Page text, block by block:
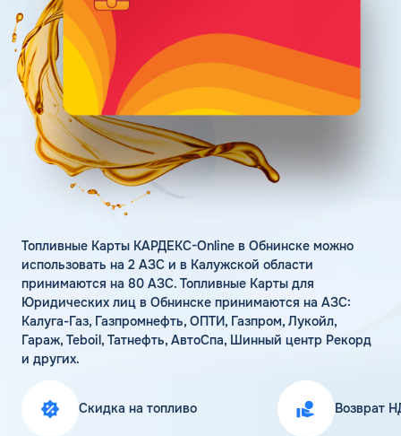
Статьи
Цена бензина и ДТ
Личный кабинет
Карта АЗС
Получить консультацию
Топливные Карты КАРДЕКС-Online в Обнинске можно
использовать на 2 АЗС и в Калужской области
принимаются на 80 АЗС. Топливные Карты для
Юридических лиц в Обнинске принимаются на АЗС:
Калуга-Газ, Газпромнефть, ОПТИ, Газпром, Лукойл,
Гараж, Teboil, Татнефть, АвтоСпа, Шинный центр Рекорд
и других.
Скидка на топливо Возврат